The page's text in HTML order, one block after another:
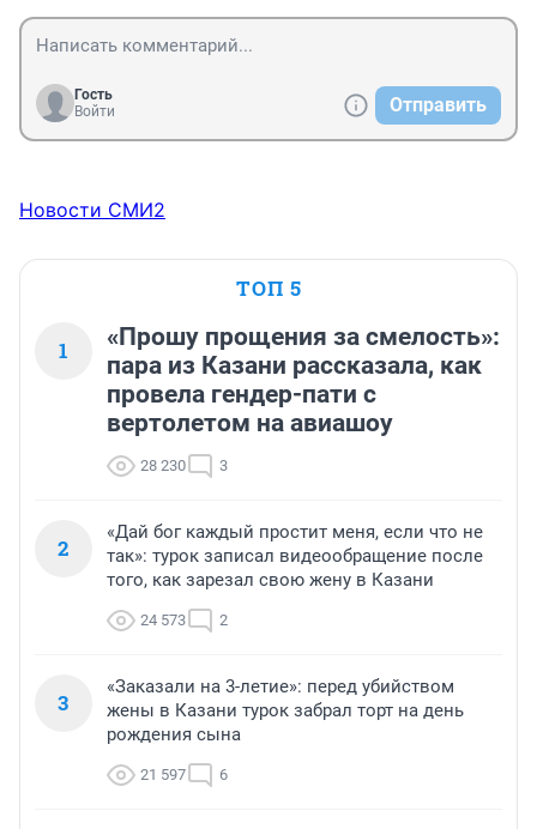
Гость
Войти
Отправить
Новости СМИ2
ТОП 5
1
«Прошу прощения за смелость»:
пара из Казани рассказала, как
провела гендер-пати с
вертолетом на авиашоу
28 230 3
2
«Дай бог каждый простит меня, если что не
так»: турок записал видеообращение после
того, как зарезал свою жену в Казани
24 573 2
3
«Заказали на 3-летие»: перед убийством
жены в Казани турок забрал торт на день
рождения сына
21 597 6